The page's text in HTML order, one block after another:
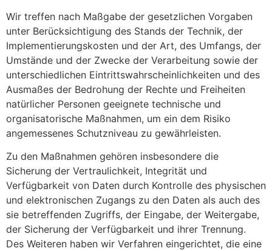
Wir treffen nach Maßgabe der gesetzlichen Vorgaben
unter Berücksichtigung des Stands der Technik, der
Implementierungskosten und der Art, des Umfangs, der
Umstände und der Zwecke der Verarbeitung sowie der
unterschiedlichen Eintrittswahrscheinlichkeiten und des
Ausmaßes der Bedrohung der Rechte und Freiheiten
natürlicher Personen geeignete technische und
organisatorische Maßnahmen, um ein dem Risiko
angemessenes Schutzniveau zu gewährleisten.
Zu den Maßnahmen gehören insbesondere die
Sicherung der Vertraulichkeit, Integrität und
Verfügbarkeit von Daten durch Kontrolle des physischen
und elektronischen Zugangs zu den Daten als auch des
sie betreffenden Zugriffs, der Eingabe, der Weitergabe,
der Sicherung der Verfügbarkeit und ihrer Trennung.
Des Weiteren haben wir Verfahren eingerichtet, die eine